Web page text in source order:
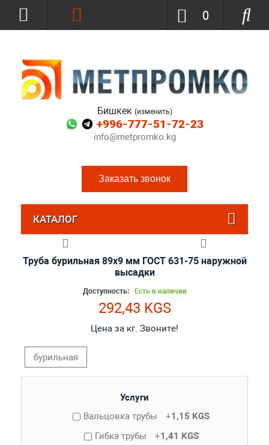
Бишкек (изменить)
+996-777-51-72-23
info@metpromko.kg
Заказать звонок
0
КАТАЛОГ
Труба бурильная 89x9 мм ГОСТ 631-75 наружной
высадки
Доступность: Есть в наличии
292,43 KGS
Цена за кг. Звоните!
бурильная
Услуги
Вальцовка трубы
+1,15 KGS
Гибка трубы
+1,41 KGS